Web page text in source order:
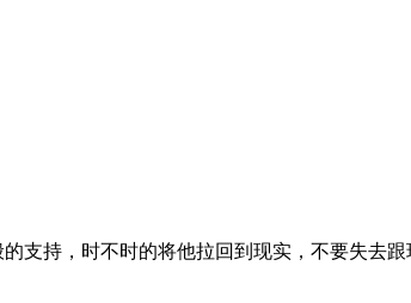
支持，时不时的将他拉回到现实，不要失去